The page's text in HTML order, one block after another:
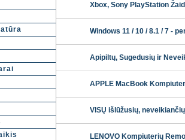
Xbox, Sony PlayStation
Windows 11 / 10 / 8.1 / 7 -
Apipiltų, Sugedusių ir
APPLE MacBook
VISŲ išlūžusių,
LENOVO Kompiuterių